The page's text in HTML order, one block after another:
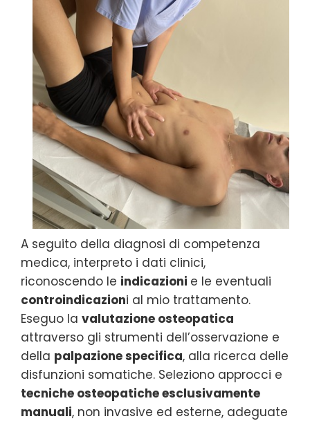
A seguito della diagnosi di competenza
medica, interpreto i dati clinici,
riconoscendo le indicazioni e le eventuali
controindicazioni al mio trattamento.
Eseguo la valutazione osteopatica
attraverso gli strumenti dell’osservazione e
della palpazione specifica, alla ricerca delle
disfunzioni somatiche. Seleziono approcci e
tecniche osteopatiche esclusivamente
manuali, non invasive ed esterne, adeguate